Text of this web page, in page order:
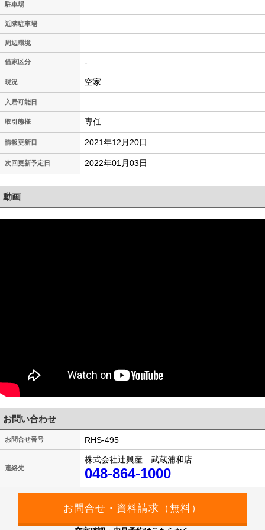
駐車場
近隣駐車場
周辺環境
借家区分 -
現況 空家
入居可能日
取引態様 専任
情報更新日 2021年12月20日
次回更新予定日 2022年01月03日
動画
お問い合わせ
お問合せ番号 RHS-495
連絡先
株式会社辻興産 武蔵浦和店
048-864-1000